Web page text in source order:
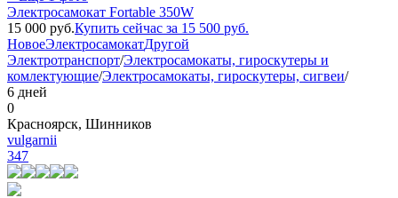
Электросамокат Fortable 350W
15 000 руб.Купить сейчас за 15 500 руб.
НовоеЭлектросамокатДругой
Электротранспорт/Электросамокаты, гироскутеры и
комлектующие/Электросамокаты, гироскутеры, сигвеи/
6 дней
0
Красноярск, Шинников
vulgarnii
347